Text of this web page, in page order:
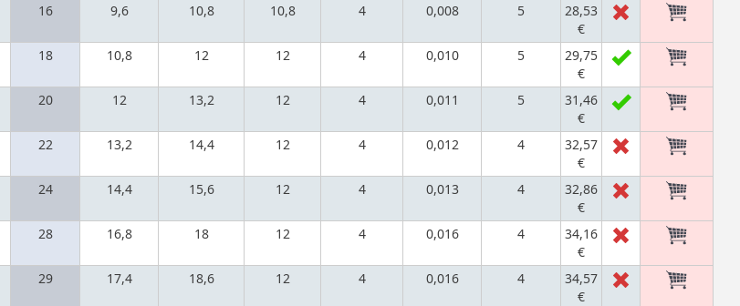
16 9,6 10,8 10,8 4 0,008 5
28,53
€
18 10,8 12 12 4 0,010 5
29,75
€
20 12 13,2 12 4 0,011 5
31,46
€
22 13,2 14,4 12 4 0,012 4
32,57
€
24 14,4 15,6 12 4 0,013 4
32,86
€
28 16,8 18 12 4 0,016 4
34,16
€
29 17,4 18,6 12 4 0,016 4
34,57
€